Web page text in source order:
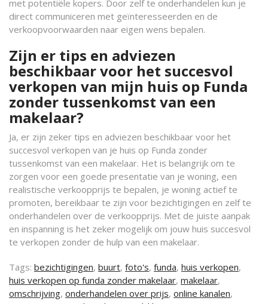
met potentiële kopers. Door zelf te onderhandelen kun je
direct communiceren met geïnteresseerden en de
verkoopvoorwaarden naar eigen wens bepalen.
Zijn er tips en adviezen
beschikbaar voor het succesvol
verkopen van mijn huis op Funda
zonder tussenkomst van een
makelaar?
Ja, er zijn zeker tips en adviezen beschikbaar voor het
succesvol verkopen van je huis op Funda zonder
tussenkomst van een makelaar. Het is belangrijk om te
zorgen voor een goede presentatie van je woning, een
realistische verkoopprijs te bepalen, je woning actief te
promoten, bereikbaar te zijn voor bezichtigingen en zelf te
onderhandelen over de verkoopprijs. Met de juiste aanpak
en inspanning is het zeker mogelijk om jouw huis succesvol
te verkopen zonder de hulp van een makelaar.
Tags: bezichtigingen, buurt, foto's, funda, huis verkopen,
huis verkopen op funda zonder makelaar, makelaar,
omschrijving, onderhandelen over prijs, online kanalen,